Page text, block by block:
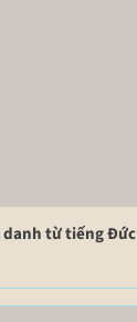
danh từ tiếng Đức